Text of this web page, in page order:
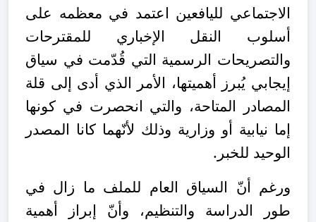
الاجتماعي لليافعين اعتمد في معظمه على
أسلوب النقل الإخباري للمقترحات
والتصريحات الرسمية التي قُدّمت في سياق
إيجابي يُبرز أهميتها، الأمر الذي أدى إلى قلة
المصادر المتاحة، والتي انحصرت في كونها
إما نيابية أو وزارية وذلك لأنّهما كانا المصدر
الوحيد للخبر.
ورغم أنّ السياق العام للملف ما زال في
طور الدراسة والتنظيم، وأنّ إبراز أهمية